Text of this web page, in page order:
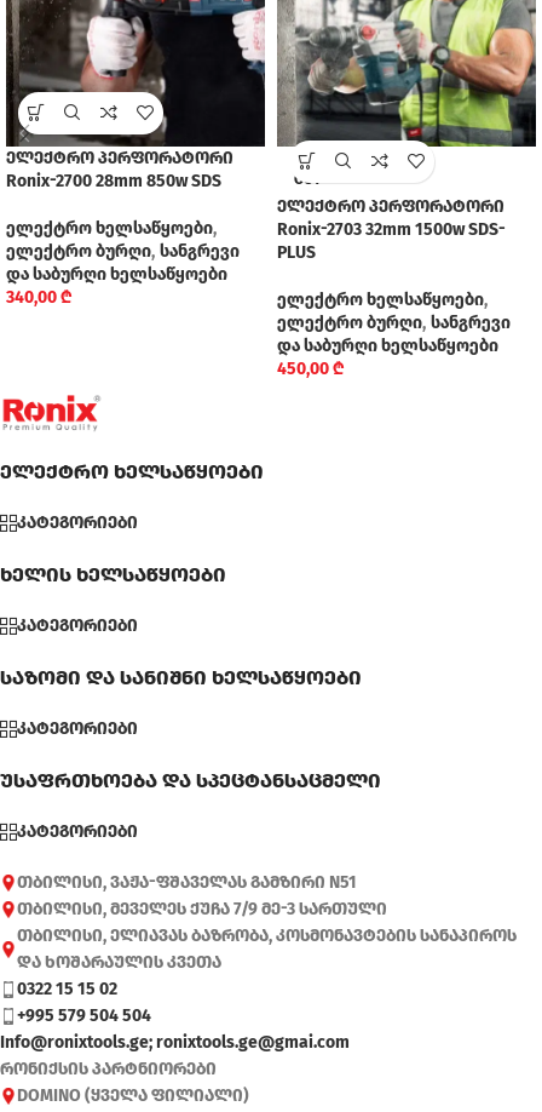
ელექტრო პერფორატორი
Ronix-2700 28mm 850w SDS
ელექტრო ხელსაწყოები,
ელექტრო ბურღი, სანგრევი
და საბურღი ხელსაწყოები
340,00₾
SOLD
OUT
ელექტრო პერფორატორი
Ronix-2703 32mm 1500w SDS-
PLUS
ელექტრო ხელსაწყოები,
ელექტრო ბურღი, სანგრევი
და საბურღი ხელსაწყოები
450,00₾
ელექტრო ხელსაწყოები
კატეგორიები
ხელის ხელსაწყოები
კატეგორიები
საზომი და სანიშნი ხელსაწყოები
კატეგორიები
უსაფრთხოება და სპეცტანსაცმელი
კატეგორიები
თბილისი, ვაჟა-ფშაველას გამზირი N51
თბილისი, მეველეს ქუჩა 7/9 მე-3 სართული
თბილისი, ელიავას ბაზრობა, კოსმონავტების სანაპიროს
და ხოშარაულის კვეთა
0322 15 15 02
+995 579 504 504
Info@ronixtools.ge; ronixtools.ge@gmai.com
რონიქსის პარტნიორები
DOMINO (ყველა ფილიალი)